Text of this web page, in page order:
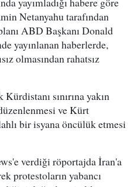
Netanyahu tarafından
ABD Başkanı Donald
yayınlanan haberlerde,
olmasından rahatsız
sınırına yakın
ve Kürt
bir isyana öncülük etmesi
verdiği röportajda İran'a
protestoların yabancı